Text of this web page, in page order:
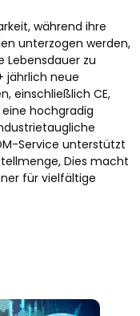
während ihre
unterzogen werden,
Lebensdauer zu
jährlich neue
einschließlich CE,
eine hochgradig
Service unterstützt
Dies macht
für vielfältige